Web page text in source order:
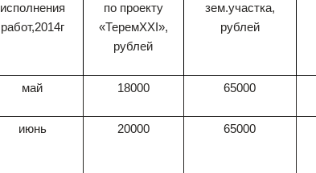
исполнения
работ,2014г
по проекту
«ТеремXXI»,
рублей
зем.участка,
рублей
май 18000 65000
июнь 20000 65000